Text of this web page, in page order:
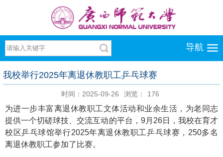
导航
我校举行2025年离退休教职工乒乓球赛
时间：2025-09-26 浏览： 176
为进一步丰富离退休教职工文体活动和业余生活，为老同志
提供一个切磋球技、交流互动的平台，9月26日，我校在育才
校区乒乓球馆举行2025年离退休教职工乒乓球赛，250多名
离退休教职工参加了比赛。